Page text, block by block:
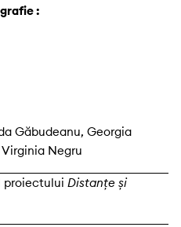
:
Găbudeanu, Georgia
Negru
proiectului Distanțe și